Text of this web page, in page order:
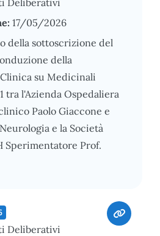
17/05/2026
della sottoscrizione del
della
su Medicinali
tra l'Azienda Ospedaliera
Paolo Giaccone e
e la Società
Sperimentatore Prof.
Deliberativi